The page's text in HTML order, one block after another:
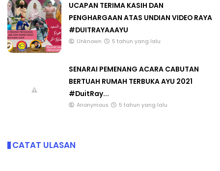
UCAPAN TERIMA KASIH DAN
PENGHARGAAN ATAS UNDIAN VIDEO RAYA
#DUITRAYAAAYU
Unknown 5 tahun yang lalu
SENARAI PEMENANG ACARA CABUTAN
BERTUAH RUMAH TERBUKA AYU 2021
#DuitRay...
Anonymous 5 tahun yang lalu
CATAT ULASAN